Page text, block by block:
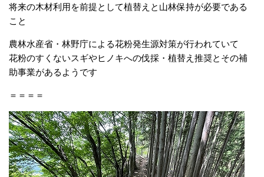
将来の木材利用を前提として植替えと山林保持が必要である
こと
農林水産省・林野庁による花粉発生源対策が行われていて
花粉のすくないスギやヒノキへの伐採・植替え推奨とその補
助事業があるようです
＝＝＝＝